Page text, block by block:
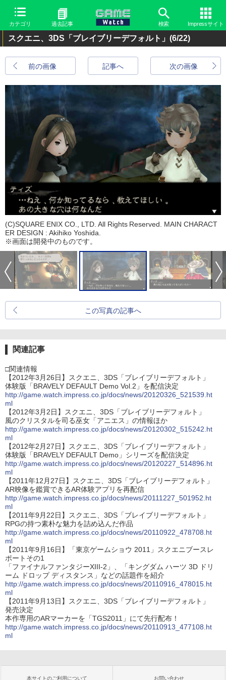
カテゴリ 過去記事 検索 Impressサイト
スクエニ、3DS「ブレイブリーデフォルト」 (6/22)
前の画像 次の画像
記事へ
(C)SQUARE ENIX CO., LTD. All Rights Reserved. MAIN CHARACT
ER DESIGN : Akihiko Yoshida.
※画面は開発中のものです。
この写真の記事へ
関連記事
□関連情報
【2012年3月26日】スクエニ、3DS「ブレイブリーデフォルト」
体験版「BRAVELY DEFAULT Demo Vol.2」を配信決定
http://game.watch.impress.co.jp/docs/news/20120326_521539.ht
ml
【2012年3月2日】スクエニ、3DS「ブレイブリーデフォルト」
風のクリスタルを司る巫女「アニエス」の情報ほか
http://game.watch.impress.co.jp/docs/news/20120302_515242.ht
ml
【2012年2月27日】スクエニ、3DS「ブレイブリーデフォルト」
体験版「BRAVELY DEFAULT Demo」シリーズを配信決定
http://game.watch.impress.co.jp/docs/news/20120227_514896.ht
ml
【2011年12月27日】スクエニ、3DS「ブレイブリーデフォルト」
AR映像を鑑賞できるAR体験アプリを再配信
http://game.watch.impress.co.jp/docs/news/20111227_501952.ht
ml
【2011年9月22日】スクエニ、3DS「ブレイブリーデフォルト」
RPGの持つ素朴な魅力を詰め込んだ作品
http://game.watch.impress.co.jp/docs/news/20110922_478708.ht
ml
【2011年9月16日】「東京ゲームショウ 2011」スクエニブースレ
ポートその1
「ファイナルファンタジーXIII-2」、「キングダム ハーツ 3D ドリ
ーム ドロップ ディスタンス」などの話題作を紹介
http://game.watch.impress.co.jp/docs/news/20110916_478015.ht
ml
【2011年9月13日】スクエニ、3DS「ブレイブリーデフォルト」
発売決定
本作専用のARマーカーを「TGS2011」にて先行配布！
http://game.watch.impress.co.jp/docs/news/20110913_477108.ht
ml
本サイトのご利用について お問い合わせ